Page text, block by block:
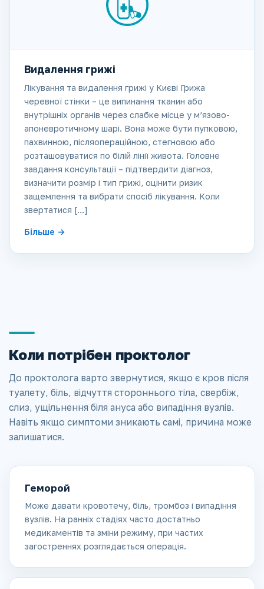
Видалення грижі
Лікування та видалення грижі у Києві Грижа
черевної стінки – це випинання тканин або
внутрішніх органів через слабке місце у м’язово-
апоневротичному шарі. Вона може бути пупковою,
пахвинною, післяопераційною, стегновою або
розташовуватися по білій лінії живота. Головне
завдання консультації – підтвердити діагноз,
визначити розмір і тип грижі, оцінити ризик
защемлення та вибрати спосіб лікування. Коли
звертатися […]
Більше
Коли потрібен проктолог
До проктолога варто звернутися, якщо є кров після
туалету, біль, відчуття стороннього тіла, свербіж,
слиз, ущільнення біля ануса або випадіння вузлів.
Навіть якщо симптоми зникають самі, причина може
залишатися.
Геморой
Може давати кровотечу, біль, тромбоз і випадіння
вузлів. На ранніх стадіях часто достатньо
медикаментів та зміни режиму, при частих
загостреннях розглядається операція.